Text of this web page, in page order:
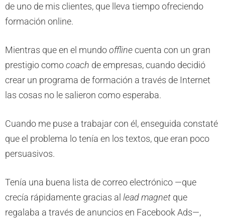
de uno de mis clientes, que lleva tiempo ofreciendo
formación online.
Mientras que en el mundoofflinecuenta con un gran
prestigio comocoach de empresas, cuando decidió
crear un programa de formación a través de Internet
las cosas no le salieron como esperaba.
Cuando me puse a trabajar con él, enseguida constaté
que el problema lo tenía en los textos, que eran poco
persuasivos.
Tenía una buena lista de correo electrónico —que
crecía rápidamente gracias al lead magnet que
regalaba a través de anuncios en Facebook Ads—,